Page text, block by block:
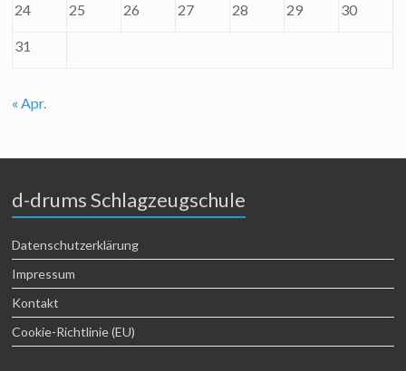
24 25 26 27 28 29 30
31
« Apr.
d-drums Schlagzeugschule
Datenschutzerklärung
Impressum
Kontakt
Cookie-Richtlinie (EU)